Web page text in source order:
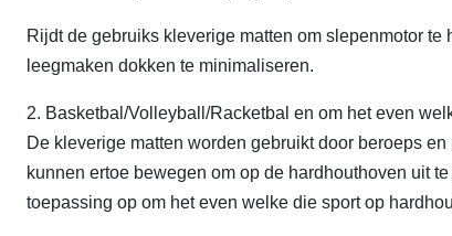
Rijdt de gebruiks kleverige matten om slepenmotor
leegmaken dokken te minimaliseren.
2. Basketbal/Volleyball/Racketbal en om het even
De kleverige matten worden gebruikt door beroeps
kunnen ertoe bewegen om op de hardhouthoven uit
toepassing op om het even welke die sport op